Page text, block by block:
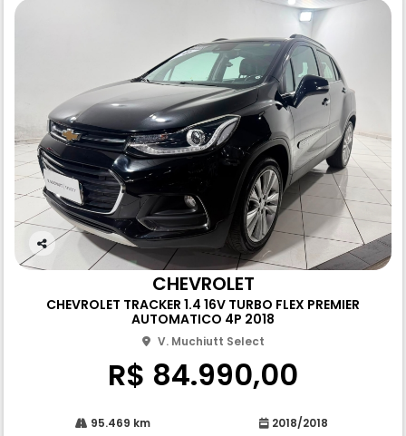
Co
rtil
CHEVROLET
CHEVROLET TRACKER 1.4 16V TURBO FLEX PREMIER
AUTOMATICO 4P 2018
V. Muchiutt Select
R$ 84.990,00
95.469 km 2018/2018